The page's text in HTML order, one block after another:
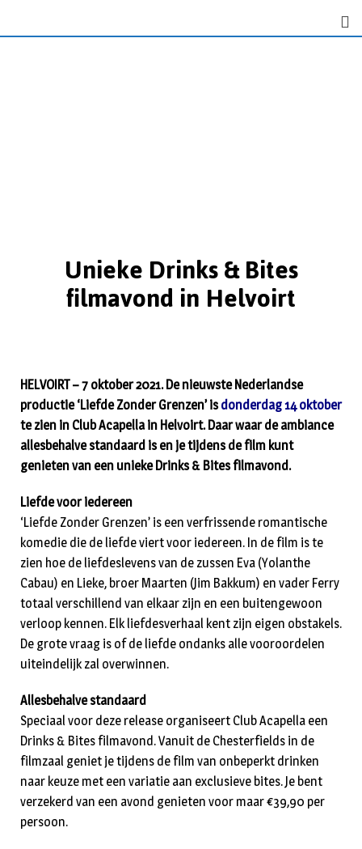
Unieke Drinks & Bites
filmavond in Helvoirt
HELVOIRT – 7 oktober 2021. De nieuwste Nederlandse
productie ‘Liefde Zonder Grenzen’ isdonderdag 14 oktober
te zien in Club Acapella in Helvoirt. Daar waar de ambiance
allesbehalve standaard is en je tijdens de film kunt
genieten van een unieke Drinks & Bites filmavond.
Liefde voor iedereen
‘Liefde Zonder Grenzen’ is een verfrissende romantische
komedie die de liefde viert voor iedereen. In de film is te
zien hoe de liefdeslevens van de zussen Eva (Yolanthe
Cabau) en Lieke, broer Maarten (Jim Bakkum) en vader Ferry
totaal verschillend van elkaar zijn en een buitengewoon
verloop kennen. Elk liefdesverhaal kent zijn eigen obstakels.
De grote vraag is of de liefde ondanks alle vooroordelen
uiteindelijk zal overwinnen.
Allesbehalve standaard
Speciaal voor deze release organiseert Club Acapella een
Drinks & Bites filmavond. Vanuit de Chesterfields in de
filmzaal geniet je tijdens de film van onbeperkt drinken
naar keuze met een variatie aan exclusieve bites. Je bent
verzekerd van een avond genieten voor maar €39,90 per
persoon.